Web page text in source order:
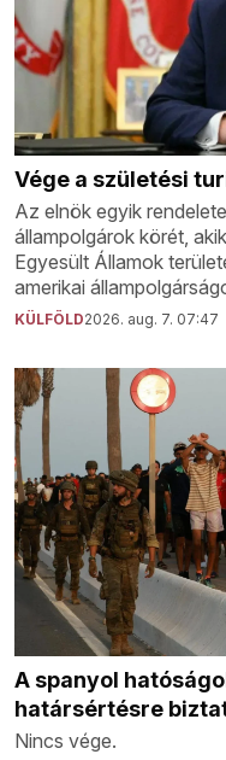
Vége a születési
Az elnök egyik
állampolgárok körét,
Egyesült Államok
amerikai
KÜLFÖLD2026. aug. 7. 07:47
A spanyol
határsértésre
Nincs vége.